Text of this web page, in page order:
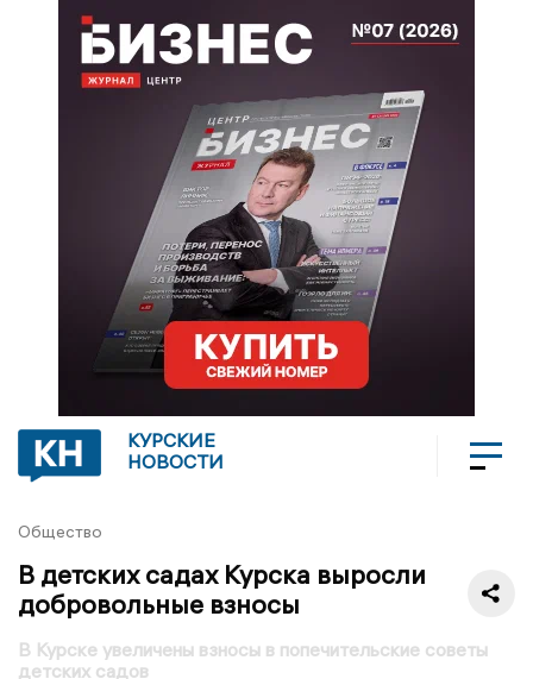
КУРСКИЕ
НОВОСТИ
Общество
В детских садах Курска выросли
добровольные взносы
В Курске увеличены взносы в попечительские советы
детских садов